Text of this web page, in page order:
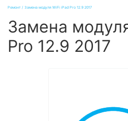
Ремонт / Замена модуля WiFi iPad Pro 12.9 2017
Замена
Pro 12.9 2017